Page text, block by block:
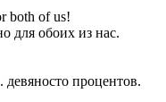
both of us!
для обоих из нас.
процентов.